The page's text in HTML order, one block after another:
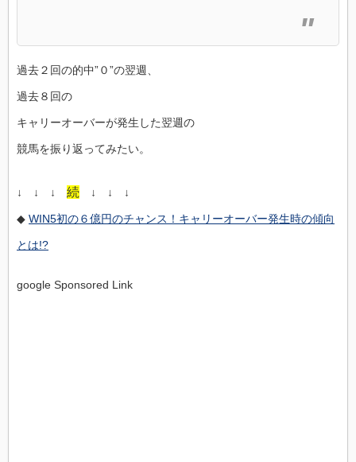
過去２回の的中”０”の翌週、
過去８回の
キャリーオーバーが発生した翌週の
競馬を振り返ってみたい。
↓ ↓ ↓ 続 ↓ ↓ ↓
◆ WIN5初の６億円のチャンス！キャリーオーバー発生時の傾向
とは!?
google Sponsored Link